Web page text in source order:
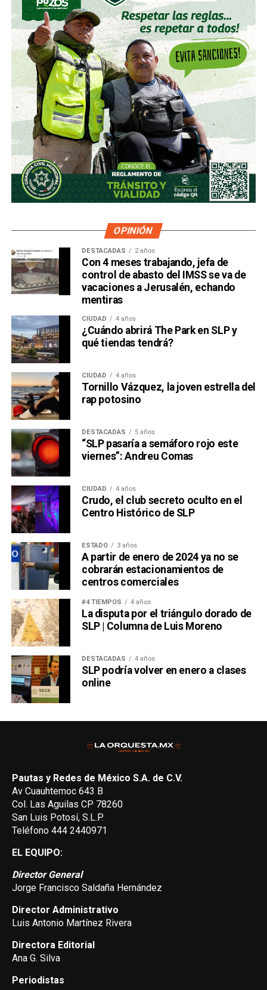
OPINIÓN
DESTACADAS 2 años
Con 4 meses trabajando, jefa de
control de abasto del IMSS se va de
vacaciones a Jerusalén, echando
mentiras
CIUDAD 4 años
¿Cuándo abrirá The Park en SLP y
qué tiendas tendrá?
CIUDAD 4 años
Tornillo Vázquez, la joven estrella del
rap potosino
DESTACADAS 5 años
“SLP pasaría a semáforo rojo este
viernes”: Andreu Comas
CIUDAD 4 años
Crudo, el club secreto oculto en el
Centro Histórico de SLP
ESTADO 3 años
A partir de enero de 2024 ya no se
cobrarán estacionamientos de
centros comerciales
#4 TIEMPOS 4 años
La disputa por el triángulo dorado de
SLP | Columna de Luis Moreno
DESTACADAS 4 años
SLP podría volver en enero a clases
online
Pautas y Redes de México S.A. de C.V.
Av Cuauhtemoc 643 B
Col. Las Aguilas CP 78260
San Luis Potosí, S.L.P.
Teléfono 444 2440971
EL EQUIPO:
Director General
Jorge Francisco Saldaña Hernández
Director Administrativo
Luis Antonio Martínez Rivera
Directora Editorial
Ana G. Silva
Periodistas